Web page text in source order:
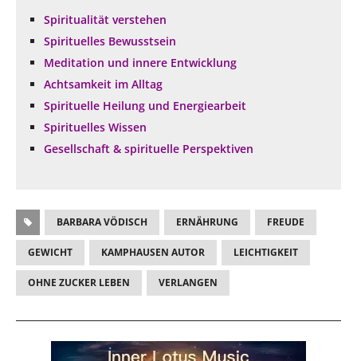
Spiritualität verstehen
Spirituelles Bewusstsein
Meditation und innere Entwicklung
Achtsamkeit im Alltag
Spirituelle Heilung und Energiearbeit
Spirituelles Wissen
Gesellschaft & spirituelle Perspektiven
BARBARA VÖDISCH ERNÄHRUNG FREUDE
GEWICHT KAMPHAUSEN AUTOR LEICHTIGKEIT
OHNE ZUCKER LEBEN VERLANGEN